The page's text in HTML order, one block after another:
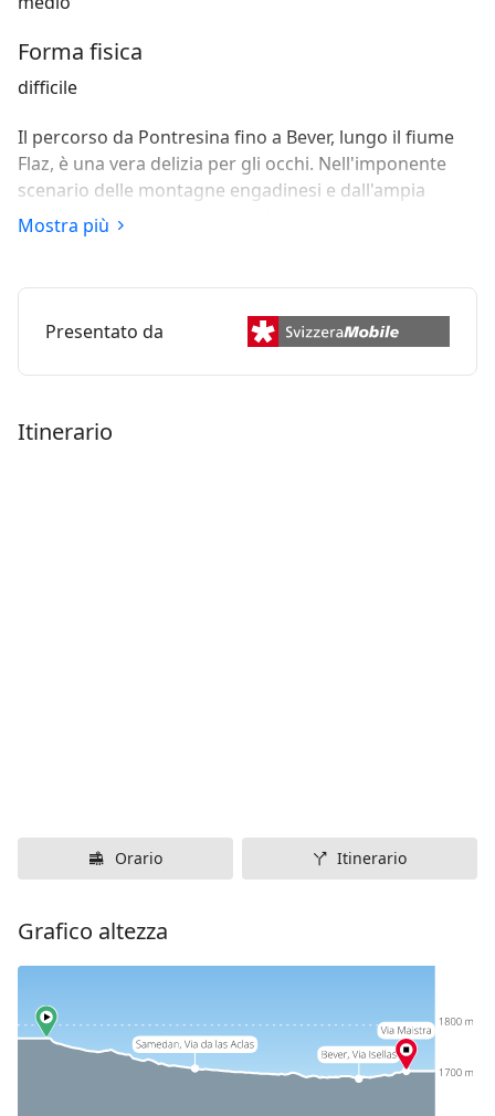
Forma fisica
difficile
Il percorso da Pontresina fino a Bever, lungo il fiume
Flaz, è una vera delizia per gli occhi. Nell'imponente
scenario delle montagne engadinesi e dall'ampia
vallata rigogliosa, si seguono le acque increspate.
Mostra più
Presentato da
Itinerario
Orario Itinerario
Grafico altezza